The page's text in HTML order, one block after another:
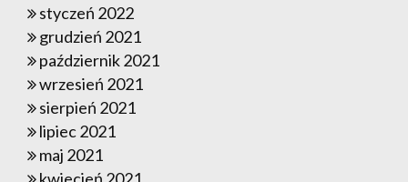
styczeń 2022
grudzień 2021
październik 2021
wrzesień 2021
sierpień 2021
lipiec 2021
maj 2021